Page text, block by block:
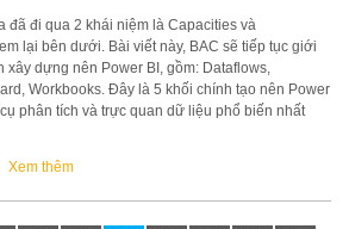
đã đi qua 2 khái niệm là Capacities và
lại bên dưới. Bài viết này, BAC sẽ tiếp tục giới
xây dựng nên Power BI, gồm: Dataflows,
Workbooks. Đây là 5 khối chính tạo nên Power
phân tích và trực quan dữ liệu phổ biến nhất
Xem thêm